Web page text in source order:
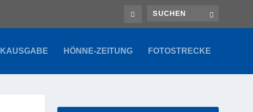
HÖNNE-ZEITUNG FOTOSTRECKE